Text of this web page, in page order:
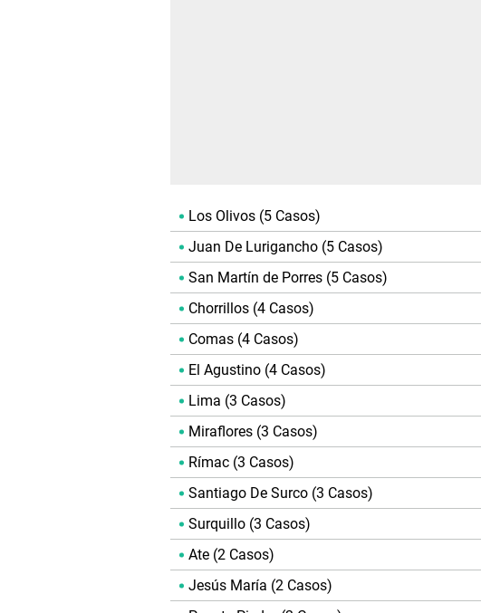
Los Olivos (5 Casos)
Juan De Lurigancho (5 Casos)
San Martín de Porres (5 Casos)
Chorrillos (4 Casos)
Comas (4 Casos)
El Agustino (4 Casos)
Lima (3 Casos)
Miraflores (3 Casos)
Rímac (3 Casos)
Santiago De Surco (3 Casos)
Surquillo (3 Casos)
Ate (2 Casos)
Jesús María (2 Casos)